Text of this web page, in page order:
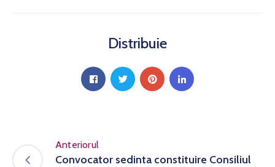
Distribuie
Anteriorul
Convocator sedinta constituire Consiliul